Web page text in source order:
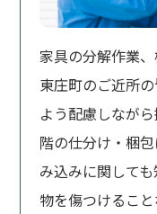
家具の分解作業
東庄町のご近所
よう配慮しなが
階の仕分け・梱
み込みに関して
物を傷つけるこ